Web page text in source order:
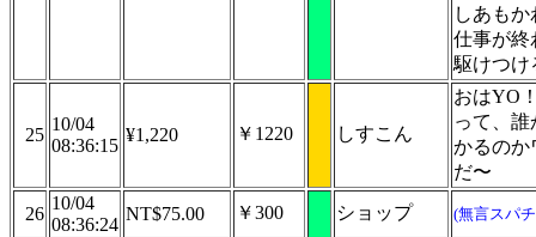
しあも
仕事が終
駆けつけ
25
10/04
08:36:15
¥1,220 ￥1220 しすこん
おはYO
って、誰
かるのか
だ〜
26
10/04
08:36:24
NT$75.00 ￥300 ショップ (無言スパ